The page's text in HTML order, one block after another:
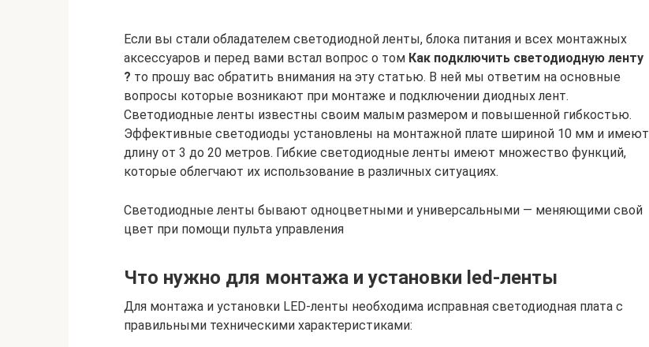
Если вы стали обладателем светодиодной ленты, блока питания и всех монтажных
аксессуаров и перед вами встал вопрос о том Как подключить светодиодную ленту
? то прошу вас обратить внимания на эту статью. В ней мы ответим на основные
вопросы которые возникают при монтаже и подключении диодных лент.
Светодиодные ленты известны своим малым размером и повышенной гибкостью.
Эффективные светодиоды установлены на монтажной плате шириной 10 мм и имеют
длину от 3 до 20 метров. Гибкие светодиодные ленты имеют множество функций,
которые облегчают их использование в различных ситуациях.
Светодиодные ленты бывают одноцветными и универсальными — меняющими свой
цвет при помощи пульта управления
Что нужно для монтажа и установки led-ленты
Для монтажа и установки LED-ленты необходима исправная светодиодная плата с
правильными техническими характеристиками: